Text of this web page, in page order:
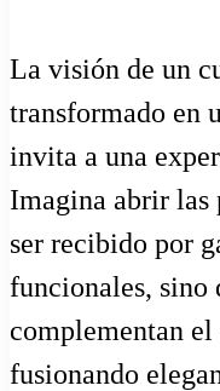
La visión de un
transformado en
invita a una
Imagina abrir las
ser recibido por
funcionales, sino
complementan el
fusionando